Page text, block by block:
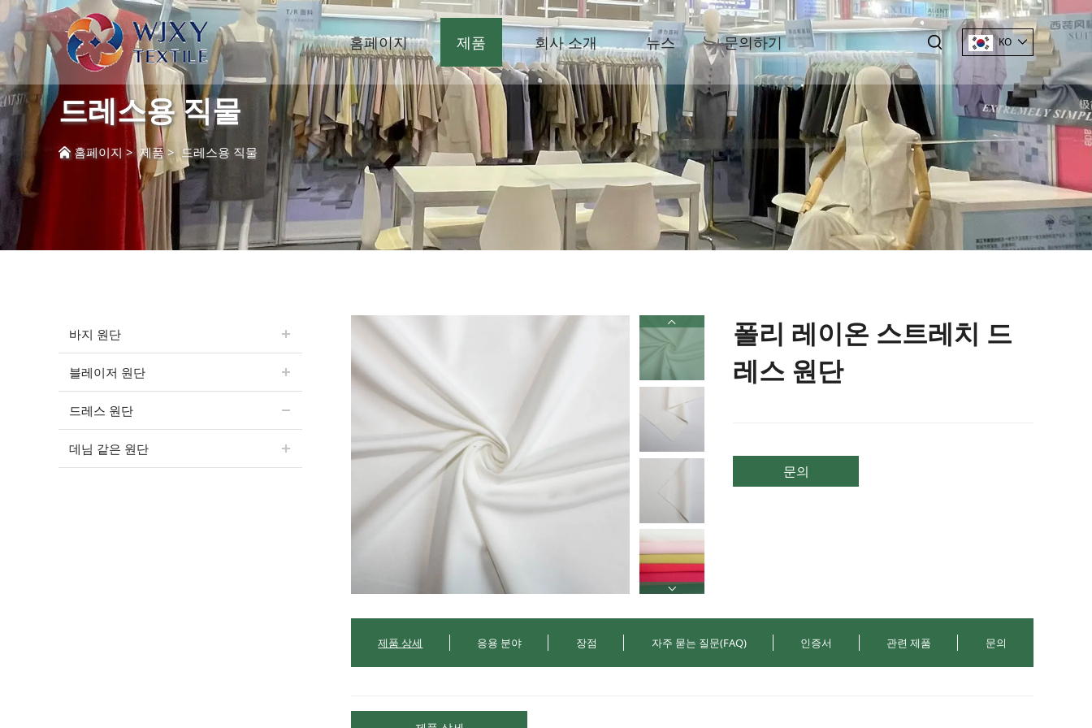
홈페이지 제품 회사 소개 뉴스 문의하기 KO
드레스용 직물
홈페이지 >제품> 드레스용 직물
바지 원단
블레이저 원단
드레스 원단
데님 같은 원단
폴리 레이온 스트레치 드
레스 원단
문의
제품 상세 응용 분야 장점 자주 묻는 질문(FAQ) 인증서 관련 제품 문의